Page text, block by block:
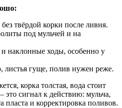
твёрдой корки после ливня.
под мульчей и на
наклонные ходы, особенно у
листья гуще, полив нужен реже.
корка толстая, вода стоит
сигнал к действию: мульча,
пласта и корректировка поливов.